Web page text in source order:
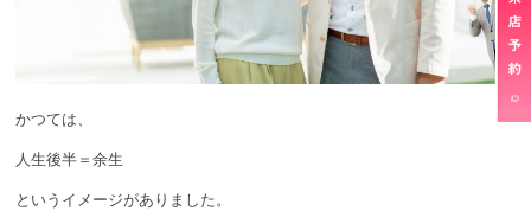
かつては、
人生後半＝余生
というイメージがありました。